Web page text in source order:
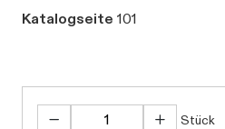
Katalogseite 101
Stück